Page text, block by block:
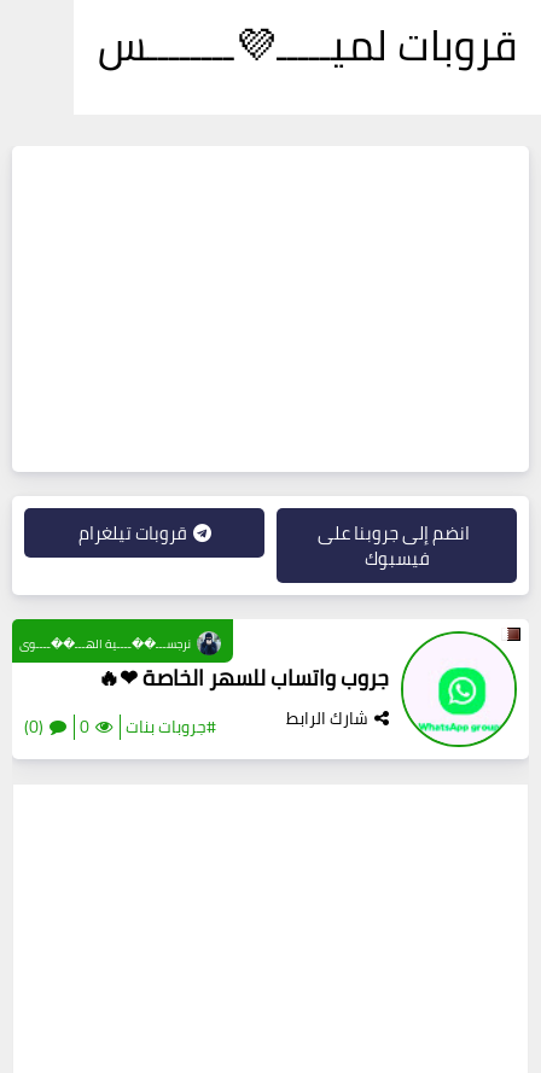
قروبات لميـــــ💜ــــــــس
انضم إلى جروبنا على
فيسبوك
قروبات تيلغرام
جروب واتساب للسهر الخاصة ❤🔥
شارك الرابط #جروبات بنات 0
(0)
نرجســـ��ــــية الهـــ��ــــوى